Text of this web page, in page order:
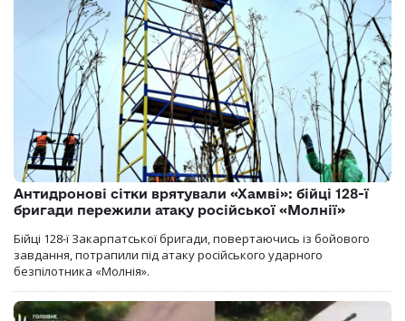
Антидронові сітки врятували «Хамві»: бійці 128-ї
бригади пережили атаку російської «Молнії»
Бійці 128-ї Закарпатської бригади, повертаючись із бойового
завдання, потрапили під атаку російського ударного
безпілотника «Молнія».